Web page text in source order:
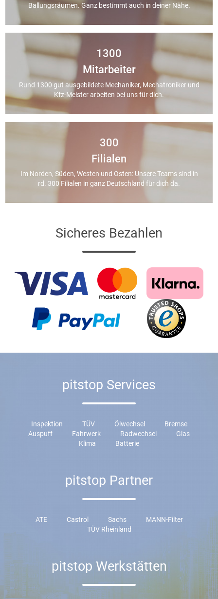
Ballungsräumen. Ganz bestimmt auch in deiner Nähe.
1300
Mitarbeiter
Rund 1300 gut ausgebildete Mechaniker, Mechatroniker und
Kfz-Meister arbeiten bei uns für dich.
300
Filialen
Im Norden, Süden, Westen und Osten: Unsere Teams sind in
rd. 300 Filialen in ganz Deutschland für dich da.
Sicheres Bezahlen
pitstop Services
Inspektion TÜV Ölwechsel
Bremse
Auspuff
Fahrwerk Radwechsel
Glas
Klima
Batterie
pitstop Partner
ATE Castrol Sachs
MANN-Filter
TÜV Rheinland
pitstop Werkstätten